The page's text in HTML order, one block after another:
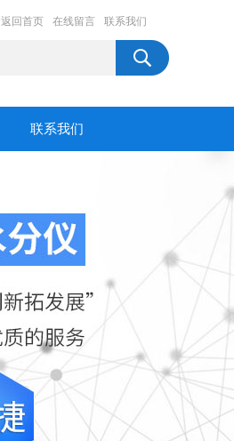
返回首页 在线留言 联系我们
联系我们